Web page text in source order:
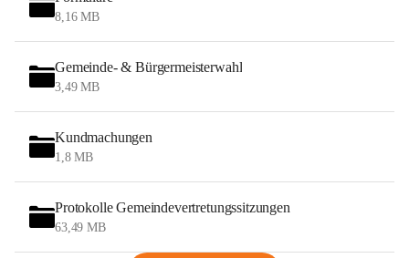
8,16 MB
Gemeinde- & Bürgermeisterwahl
3,49 MB
Kundmachungen
1,8 MB
Protokolle Gemeindevertretungssitzungen
63,49 MB